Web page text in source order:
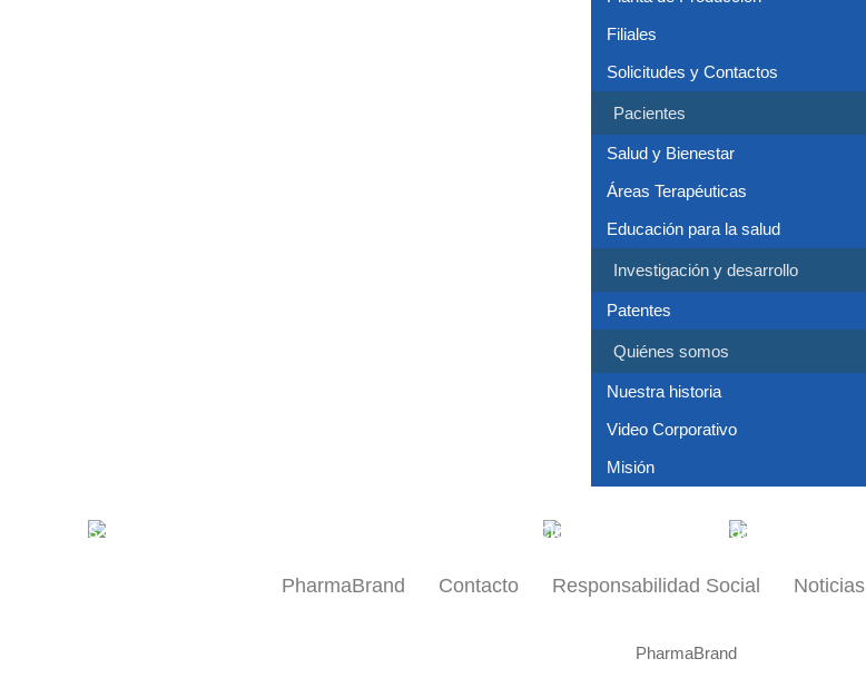
Filiales
Solicitudes y Contactos
Pacientes
Salud y Bienestar
Áreas Terapéuticas
Educación para la salud
Investigación y desarrollo
Patentes
Quiénes somos
Nuestra historia
Video Corporativo
Misión
Quiénes somos Pacientes Nuestras oficinas
PharmaBrand Contacto Responsabilidad Social Noticias
PharmaBrand